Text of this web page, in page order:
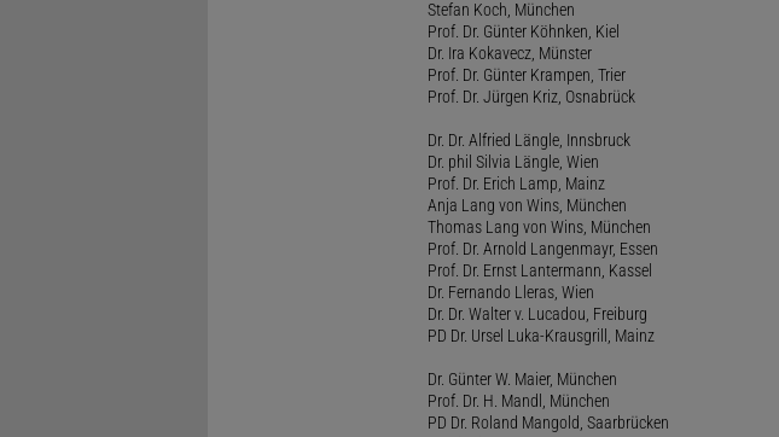
Stefan Koch, München
Prof. Dr. Günter Köhnken, Kiel
Dr. Ira Kokavecz, Münster
Prof. Dr. Günter Krampen, Trier
Prof. Dr. Jürgen Kriz, Osnabrück
Dr. Dr. Alfried Längle, Innsbruck
Dr. phil Silvia Längle, Wien
Prof. Dr. Erich Lamp, Mainz
Anja Lang von Wins, München
Thomas Lang von Wins, München
Prof. Dr. Arnold Langenmayr, Essen
Prof. Dr. Ernst Lantermann, Kassel
Dr. Fernando Lleras, Wien
Dr. Dr. Walter v. Lucadou, Freiburg
PD Dr. Ursel Luka-Krausgrill, Mainz
Dr. Günter W. Maier, München
Prof. Dr. H. Mandl, München
PD Dr. Roland Mangold, Saarbrücken